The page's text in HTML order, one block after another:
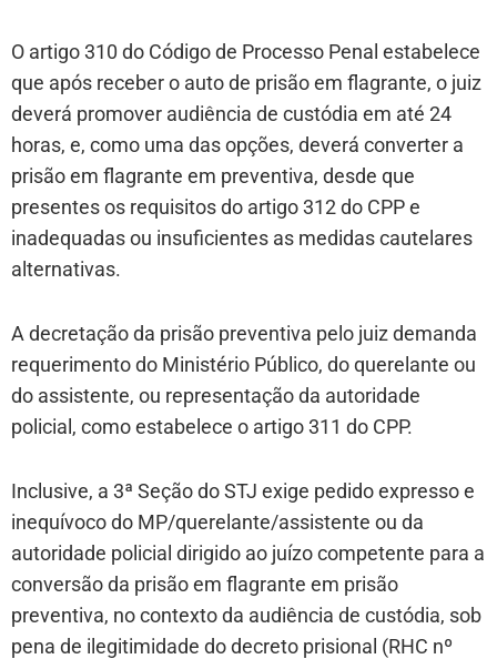
O artigo 310 do Código de Processo Penal estabelece
que após receber o auto de prisão em flagrante, o juiz
deverá promover audiência de custódia em até 24
horas, e, como uma das opções, deverá converter a
prisão em flagrante em preventiva, desde que
presentes os requisitos do artigo 312 do CPP e
inadequadas ou insuficientes as medidas cautelares
alternativas.
A decretação da prisão preventiva pelo juiz demanda
requerimento do Ministério Público, do querelante ou
do assistente, ou representação da autoridade
policial, como estabelece o artigo 311 do CPP.
Inclusive, a 3ª Seção do STJ exige pedido expresso e
inequívoco do MP/querelante/assistente ou da
autoridade policial dirigido ao juízo competente para a
conversão da prisão em flagrante em prisão
preventiva, no contexto da audiência de custódia, sob
pena de ilegitimidade do decreto prisional (RHC nº